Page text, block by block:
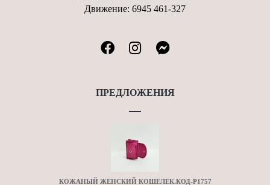
Движение: 6945 461-327
ПРЕДЛОЖЕНИЯ
КОЖАНЫЙ ЖЕНСКИЙ КОШЕЛЕК.КОД-P1757